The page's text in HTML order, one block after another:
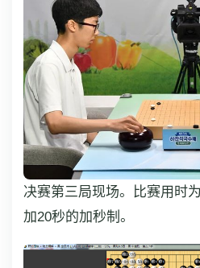
决赛第三局现场。比赛用时
加20秒的加秒制。